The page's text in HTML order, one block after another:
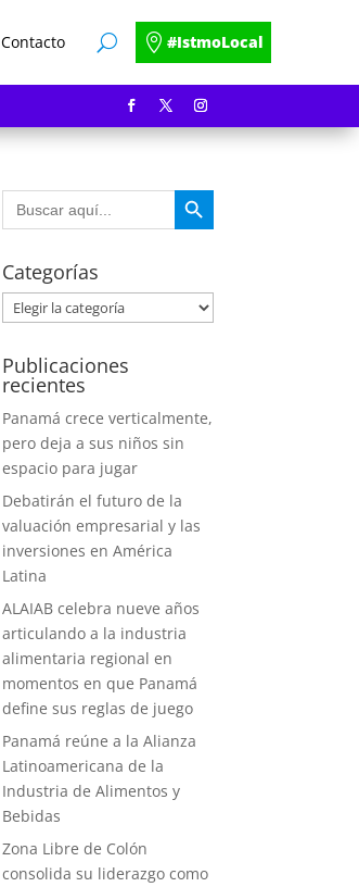
Contacto #IstmoLocal
Buscar: Botón de búsqueda
Categorías
Categorías
Publicaciones
recientes
Panamá crece verticalmente,
pero deja a sus niños sin
espacio para jugar
Debatirán el futuro de la
valuación empresarial y las
inversiones en América
Latina
ALAIAB celebra nueve años
articulando a la industria
alimentaria regional en
momentos en que Panamá
define sus reglas de juego
Panamá reúne a la Alianza
Latinoamericana de la
Industria de Alimentos y
Bebidas
Zona Libre de Colón
consolida su liderazgo como